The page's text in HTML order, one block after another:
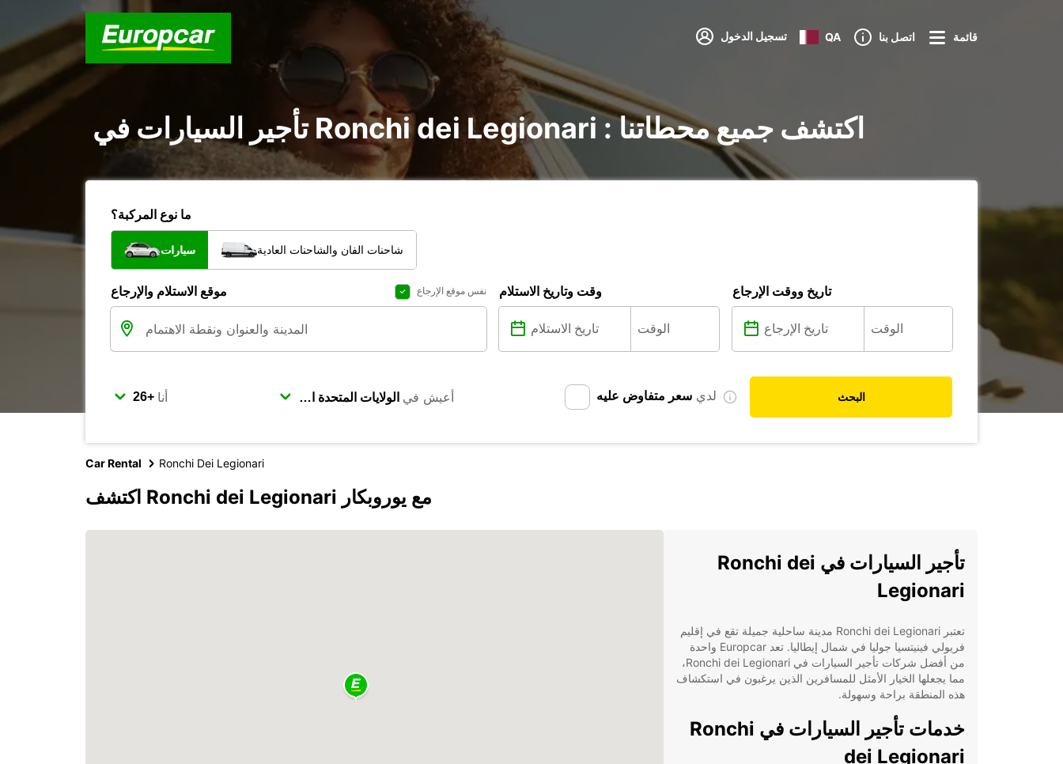
تسجيل الدخول QA اتصل بنا قائمة
تأجير السيارات في Ronchi dei Legionari : اكتشف جميع محطاتنا
ما نوع المركبة؟
سيارات شاحنات الفان والشاحنات العادية
موقع الاستلام والإرجاع نفس موقع الإرجاع وقت وتاريخ الاستلام تاريخ ووقت الإرجاع
أنا أعيش في لدي سعر متفاوض عليه البحث
Car Rental Ronchi Dei Legionari
اكتشف Ronchi dei Legionari مع يوروبكار
تأجير السيارات في Ronchi dei
Legionari
تعتبر Ronchi dei Legionari مدينة ساحلية جميلة تقع في إقليم
فريولي فينيتسيا جوليا في شمال إيطاليا. تعد Europcar واحدة
من أفضل شركات تأجير السيارات في Ronchi dei Legionari،
مما يجعلها الخيار الأمثل للمسافرين الذين يرغبون في استكشاف
هذه المنطقة براحة وسهولة.
خدمات تأجير السيارات في Ronchi
dei Legionari